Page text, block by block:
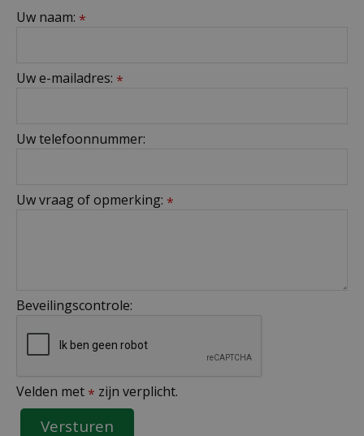
Uw naam: *
Uw e-mailadres: *
Uw telefoonnummer:
Uw vraag of opmerking: *
Beveilingscontrole:
Velden met * zijn verplicht.